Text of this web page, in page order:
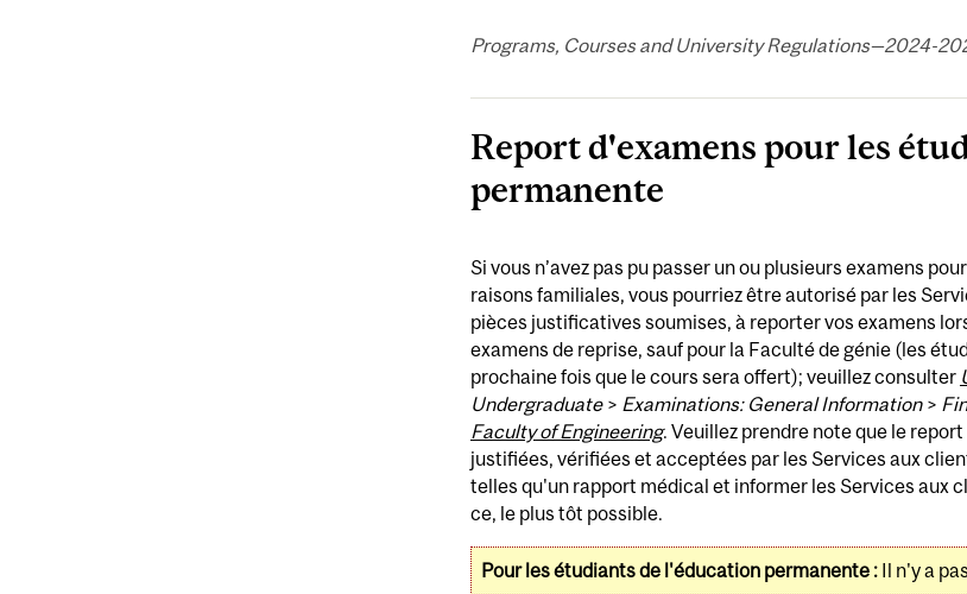
Programs, Courses and University Regulations—2024-
Report d'examens pour les
permanente
Si vous n’avez pas pu passer un ou plusieurs examens
raisons familiales, vous pourriez être autorisé par les
pièces justificatives soumises, à reporter vos examens
examens de reprise, sauf pour la Faculté de génie (les
prochaine fois que le cours sera offert); veuillez consulter
Undergraduate> Examinations: General Information>
Faculty of Engineering. Veuillez prendre note que le
justifiées, vérifiées et acceptées par les Services aux
telles qu'un rapport médical et informer les Services aux
ce, le plus tôt possible.
Pour les étudiants de l'éducation permanente :Il n'y a